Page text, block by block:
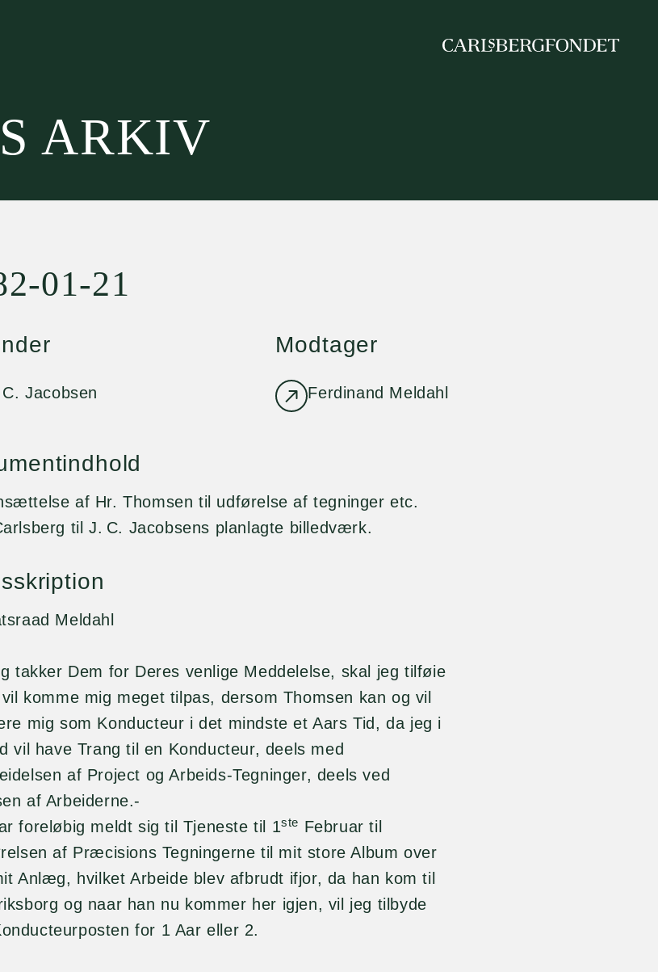
ARKIV
01-21
Jacobsen
Modtager
Ferdinand Meldahl
af Hr. Thomsen til udførelse af tegninger etc.
til J. C. Jacobsens planlagte billedværk.
Meldahl
takker Dem for Deres venlige Meddelelse, skal jeg tilføie
komme mig meget tilpas, dersom Thomsen kan og vil
mig som Konducteur i det mindste et Aars Tid, da jeg i
vil have Trang til en Konducteur, deels med
af Project og Arbeids-Tegninger, deels ved
af Arbeiderne.-
foreløbig meldt sig til Tjeneste til 1ste Februar til
af Præcisions Tegningerne til mit store Album over
Anlæg, hvilket Arbeide blev afbrudt ifjor, da han kom til
og naar han nu kommer her igjen, vil jeg tilbyde
for 1 Aar eller 2.